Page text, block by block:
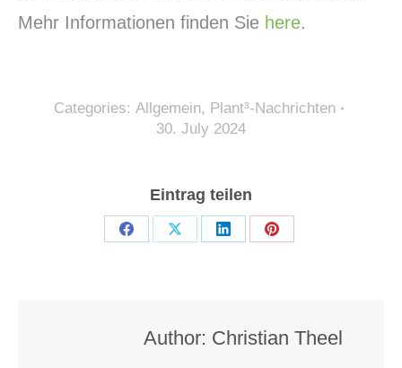
Mehr Informationen finden Sie here.
Categories: Allgemein, Plant³-Nachrichten
30. July 2024
Eintrag teilen
Share
Share
Share
Share
Author: Christian Theel